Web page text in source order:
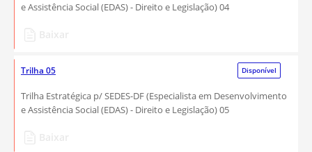
e Assistência Social (EDAS) - Direito e Legislação) 04
Trilha 05 Disponível
Trilha Estratégica p/ SEDES-DF (Especialista em Desenvolvimento
e Assistência Social (EDAS) - Direito e Legislação) 05